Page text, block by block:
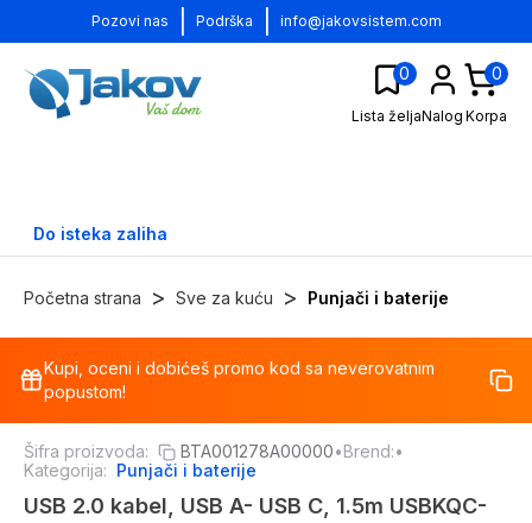
Pozovi nas Podrška info@jakovsistem.com
0
Lista željaNalog
0
Korpa
Do isteka zaliha
Početna strana > Sve za kuću > Punjači i baterije
%
Kupi, oceni i dobićeš promo kod sa neverovatnim
popustom!
Šifra proizvoda: BTA001278A00000•Brend:•
Kategorija: Punjači i baterije
USB 2.0 kabel, USB A- USB C, 1.5m USBKQC-